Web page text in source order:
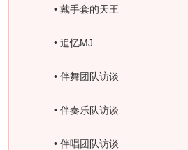
• 戴手套的天王
• 追忆MJ
• 伴舞团队访谈
• 伴奏乐队访谈
• 伴唱团队访谈